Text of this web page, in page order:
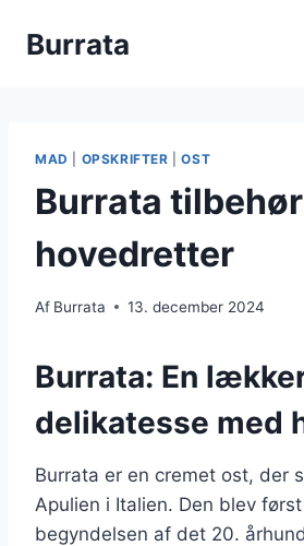
Burrata
MAD OPSKRIFTER |OST
Burrata
hovedretter
Af Burrata 13. december 2024
Burrata: En
delikatesse med
Burrata er en cremet ost, der
Apulien i Italien. Den blev
begyndelsen af det 20.